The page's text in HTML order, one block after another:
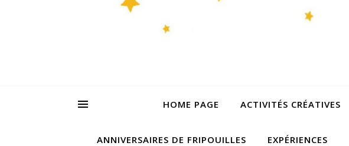
HOME PAGE ACTIVITÉS CRÉATIVES
ANNIVERSAIRES DE FRIPOUILLES EXPÉRIENCES